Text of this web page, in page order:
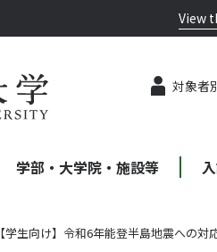
View
対象者
学部・大学院・施設等
【学生向け】令和6年能登半島地震への対